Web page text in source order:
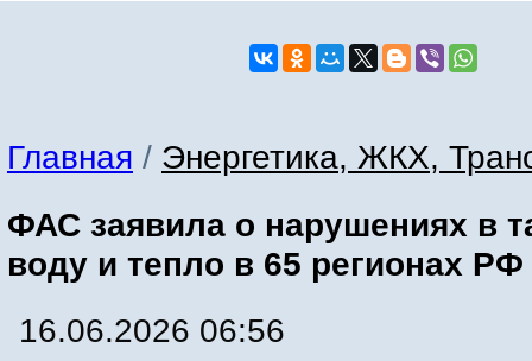
Главная / Энергетика, ЖКХ,
ФАС заявила о нарушениях в
воду и тепло в 65 регионах РФ
16.06.2026 06:56